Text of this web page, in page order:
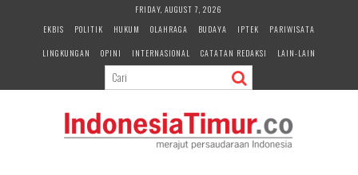
FRIDAY, AUGUST 7, 2026
EKBIS
POLITIK HUKUM OLAHRAGA BUDAYA IPTEK
PARIWISATA
LINGKUNGAN
OPINI INTERNASIONAL CATATAN REDAKSI LAIN-LAIN